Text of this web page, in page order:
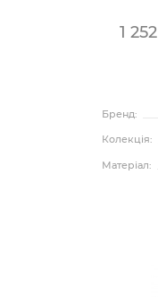
1 252
Бренд:
Колекція:
Матеріал: